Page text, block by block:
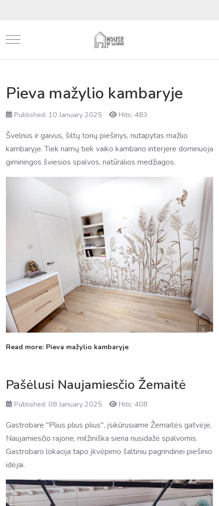
Mobile Menu Toggle
Pieva mažylio kambaryje
Published: 10 January 2025 Hits: 483
Švelnus ir gaivus, šiltų tonų piešinys, nutapytas mažlio
kambaryje. Tiek namų tiek vaiko kambario interjere dominuoja
giminingos šviesios spalvos, natūralios medžiagos.
Read more: Pieva mažylio kambaryje
Pašėlusi Naujamiesčio Žemaitė
Published: 08 January 2025 Hits: 408
Gastrobare "Plius plius plius", įsikūrusiame Žemaitės gatvėje,
Naujamiesčio rajone, milžiniška siena nusidažė spalvomis.
Gastrobaro lokacija tapo įkvėpimo šaltiniu pagrindinei piešinio
idėjai.